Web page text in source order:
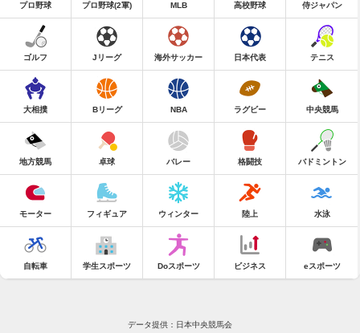
プロ野球 プロ野球(2軍) MLB 高校野球 侍ジャパン
ゴルフ Jリーグ 海外サッカー 日本代表 テニス
大相撲 Bリーグ NBA ラグビー 中央競馬
地方競馬 卓球 バレー 格闘技 バドミントン
モーター フィギュア ウィンター 陸上 水泳
自転車 学生スポーツ Doスポーツ ビジネス eスポーツ
データ提供：日本中央競馬会